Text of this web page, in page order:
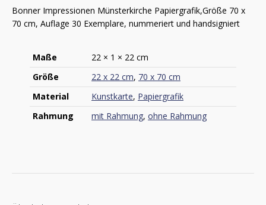
Bonner Impressionen Münsterkirche Papiergrafik,Größe 70 x
70 cm, Auflage 30 Exemplare, nummeriert und handsigniert
Maße
22 × 1 × 22 cm
Größe
22 x 22 cm, 70 x 70 cm
Material
Kunstkarte, Papiergrafik
Rahmung
mit Rahmung, ohne Rahmung